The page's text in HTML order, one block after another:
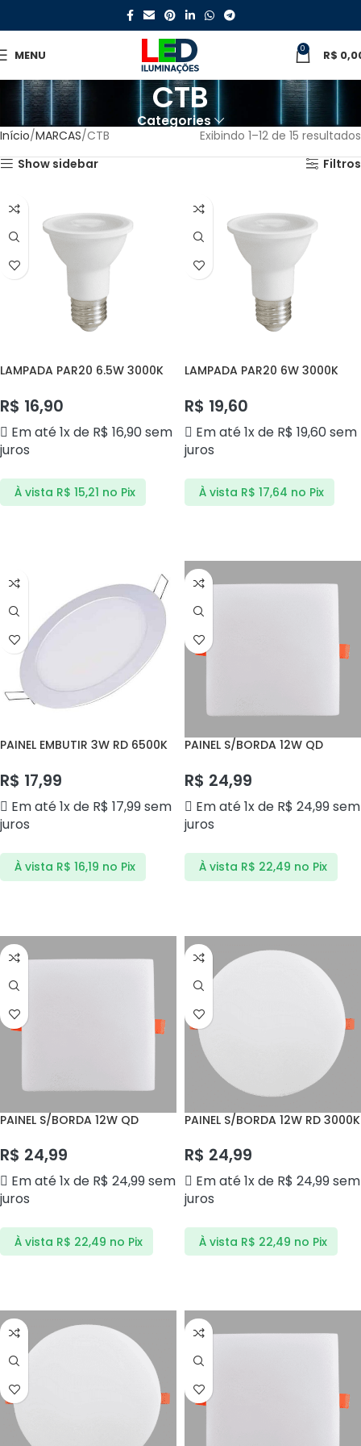
MENU 0 R$
CTB
Categories
Início MARCAS CTB
Exibindo 1–12 de 15 resultados
Show sidebar
Filtros
LAMPADA PAR20 6.5W 3000K
R$ 16,90
Em até 1x de R$ 16,90sem
juros
À vista R$ 15,21 no Pix
LAMPADA PAR20 6W 3000K
R$ 19,60
Em até 1x de R$ 19,60sem
juros
À vista R$ 17,64 no Pix
PAINEL EMBUTIR 3W RD 6500K
R$ 17,99
Em até 1x de R$ 17,99sem
juros
À vista R$ 16,19 no Pix
PAINEL S/BORDA 12W QD
R$ 24,99
Em até 1x de R$ 24,99sem
juros
À vista R$ 22,49 no Pix
PAINEL S/BORDA 12W QD
R$ 24,99
Em até 1x de R$ 24,99sem
juros
À vista R$ 22,49 no Pix
PAINEL S/BORDA 12W RD 3000K
R$ 24,99
Em até 1x de R$ 24,99sem
juros
À vista R$ 22,49 no Pix